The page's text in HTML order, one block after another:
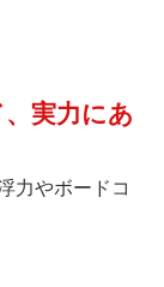
実力にあ
力やボードコ